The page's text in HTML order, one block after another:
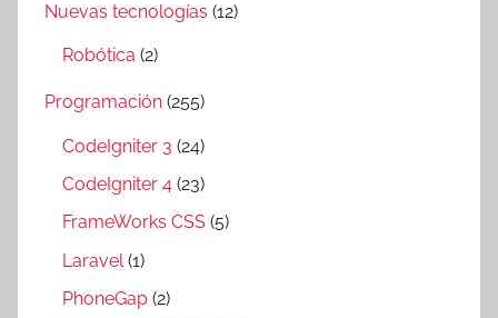
Nuevas tecnologías (12)
Robótica (2)
Programación (255)
CodeIgniter 3 (24)
CodeIgniter 4 (23)
FrameWorks CSS (5)
Laravel (1)
PhoneGap (2)